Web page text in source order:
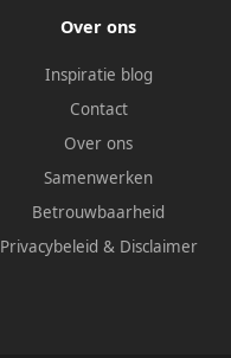
Over ons
Inspiratie blog
Contact
Over ons
Samenwerken
Betrouwbaarheid
Privacybeleid & Disclaimer